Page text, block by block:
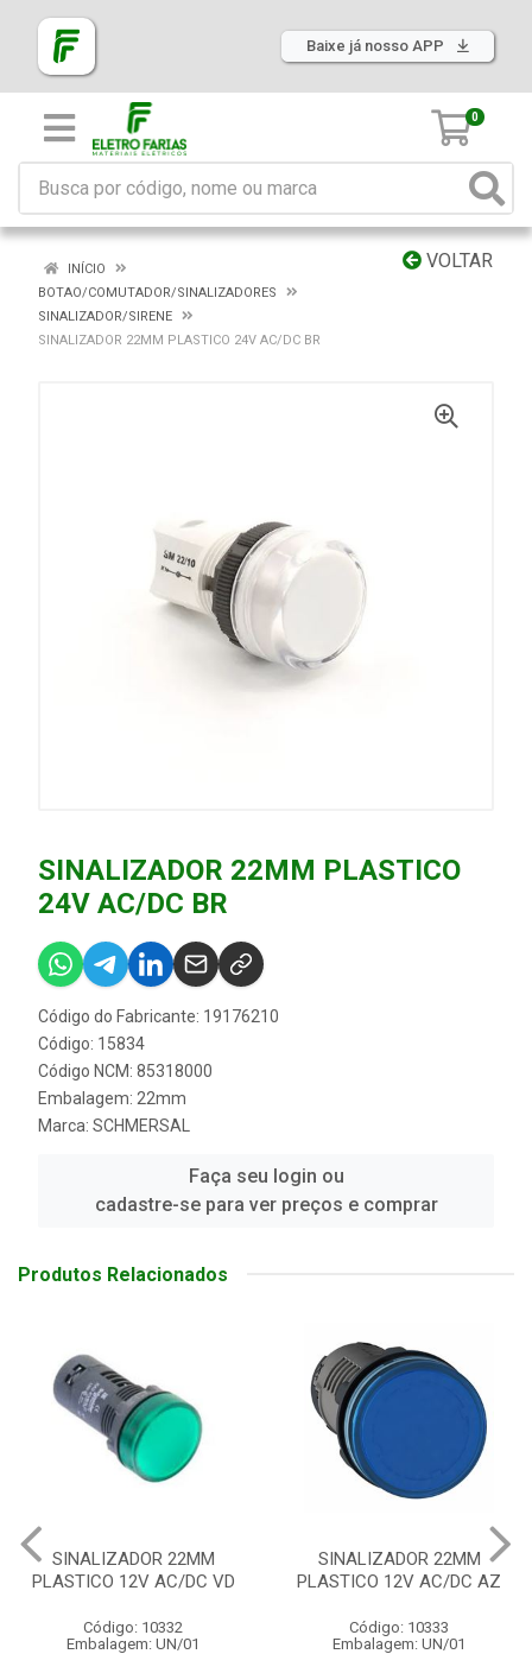
Baixe já nosso APP
0
VOLTAR
INÍCIO
BOTAO/COMUTADOR/SINALIZADORES
SINALIZADOR/SIRENE
SINALIZADOR 22MM PLASTICO 24V AC/DC BR
SINALIZADOR 22MM PLASTICO
24V AC/DC BR
Código do Fabricante: 19176210
Código: 15834
Código NCM: 85318000
Embalagem: 22mm
Marca: SCHMERSAL
Faça seu login ou
cadastre-se para ver preços e comprar
Produtos Relacionados
SINALIZADOR 22MM
PLASTICO 12V AC/DC AZ
Código: 10333
Embalagem: UN/01
SINALIZADOR 22MM
PLASTICO 12V AC/DC AM
Código: 10334
Embalagem: UN/01